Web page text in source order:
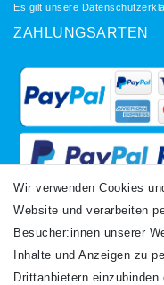
Es gilt unsere
ZAHLUNGSARTEN
VERSANDARTEN
Wir verwenden Cookies
Website und verarbeiten
Besucher:innen unserer
Inhalte und Anzeigen zu
Drittanbietern